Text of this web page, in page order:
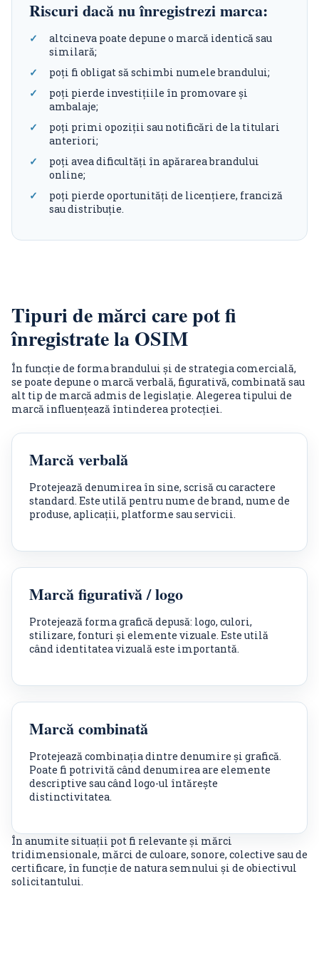
Riscuri dacă nu înregistrezi marca:
altcineva poate depune o marcă identică sau
similară;
poți fi obligat să schimbi numele brandului;
poți pierde investițiile în promovare și
ambalaje;
poți primi opoziții sau notificări de la titulari
anteriori;
poți avea dificultăți în apărarea brandului
online;
poți pierde oportunități de licențiere, franciză
sau distribuție.
Tipuri de mărci care pot fi
înregistrate la OSIM
În funcție de forma brandului și de strategia comercială,
se poate depune o marcă verbală, figurativă, combinată sau
alt tip de marcă admis de legislație. Alegerea tipului de
marcă influențează întinderea protecției.
Marcă verbală
Protejează denumirea în sine, scrisă cu caractere
standard. Este utilă pentru nume de brand, nume de
produse, aplicații, platforme sau servicii.
Marcă figurativă / logo
Protejează forma grafică depusă: logo, culori,
stilizare, fonturi și elemente vizuale. Este utilă
când identitatea vizuală este importantă.
Marcă combinată
Protejează combinația dintre denumire și grafică.
Poate fi potrivită când denumirea are elemente
descriptive sau când logo-ul întărește
distinctivitatea.
În anumite situații pot fi relevante și mărci
tridimensionale, mărci de culoare, sonore, colective sau de
certificare, în funcție de natura semnului și de obiectivul
solicitantului.